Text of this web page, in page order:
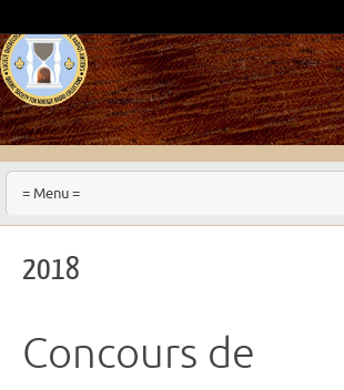
2018
Concours de